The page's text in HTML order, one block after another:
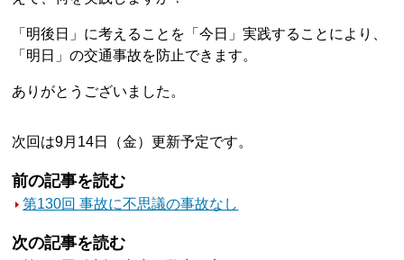
「明後日」に考えることを「今日」実践することにより、
「明日」の交通事故を防止できます。
ありがとうございました。
次回は9月14日（金）更新予定です。
前の記事を読む
第130回 事故に不思議の事故なし
次の記事を読む